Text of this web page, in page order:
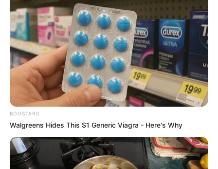
BOOSTARO
Walgreens Hides This $1 Generic Viagra - Here's Why